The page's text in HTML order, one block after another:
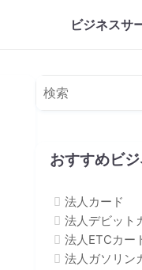
ビジネスサ
おすすめビ
法人カード
法人デビット
法人ETCカー
法人ガソリン